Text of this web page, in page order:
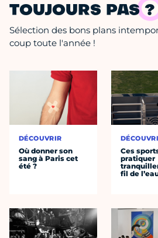
TOUJOURS PAS ?
Sélection des bons plans
coup toute l'année !
DÉCOUVRIR
Où donner son
sang à Paris cet
été ?
Ces
pratiquer
fil de